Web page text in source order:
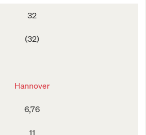
32
(32)
Hannover
6,76
11